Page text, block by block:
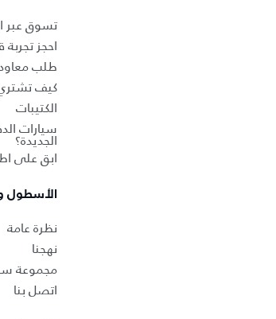
تسوق عبر
احجز تجربة
طلب
كيف تشتري
الكتيبات
سيارات
الجديدة؟
ابق على
الأسطول
نظرة عامة
نهجنا
مجموعة
اتصل بنا